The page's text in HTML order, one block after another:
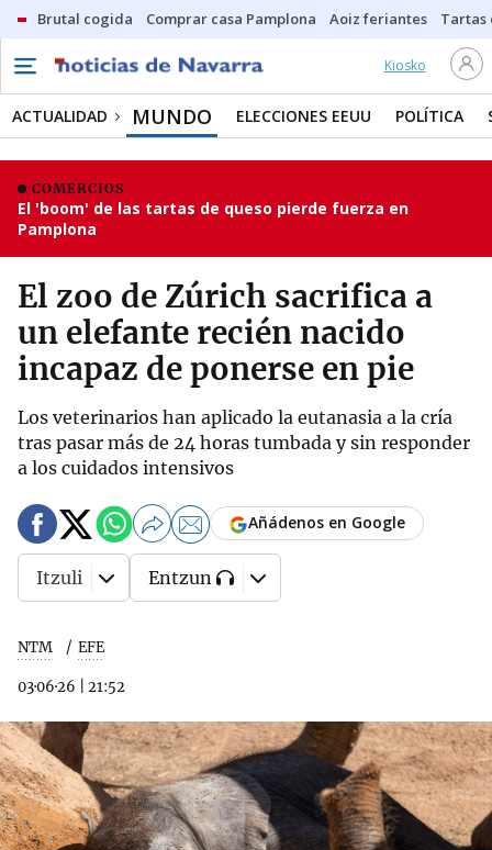
Brutal cogida Comprar casa Pamplona Aoiz feriantes Tartas
Kiosko
ACTUALIDAD MUNDO ELECCIONES EEUU POLÍTICA
COMERCIOS
El 'boom' de las tartas de queso pierde fuerza en
Pamplona
El zoo de Zúrich sacrifica a
un elefante recién nacido
incapaz de ponerse en pie
Los veterinarios han aplicado la eutanasia a la cría
tras pasar más de 24 horas tumbada y sin responder
a los cuidados intensivos
NTM EFE
03·06·26 21:52
Añádenos en Google
Itzuli Entzun